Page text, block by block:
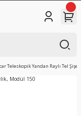
Teleskopik Yandan Raylı Tel